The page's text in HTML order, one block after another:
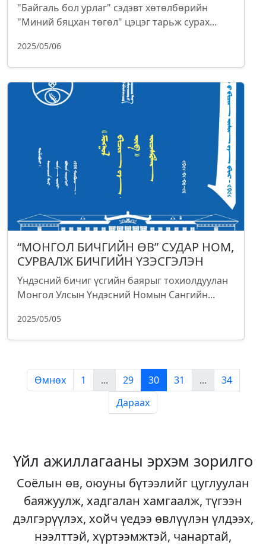
"Байгаль бол урлаг" сэдэвт хөтөлбөрийн
"Миний бяцхан төгөл" цэцэг тарьж сурах...
2025/05/06
“МОНГОЛ БИЧГИЙН ӨВ” СУДАР НОМ,
СУРВАЛЖ БИЧГИЙН ҮЗЭСГЭЛЭН
Үндэсний бичиг үсгийн баярыг тохиолдуулан
Монгол Улсын Үндэсний Номын Сангийн...
2025/05/05
Өмнөх 1 ... 29 30 31 ...
34
Дараах
Үйл ажиллагааны эрхэм зорилго
Соёлын өв, оюуны бүтээлийг цуглуулан
баяжуулж, хадгалан хамгаалж, түгээн
дэлгэрүүлэх, хойч үедээ өвлүүлэн үлдээх,
нээлттэй, хүртээмжтэй, чанартай,